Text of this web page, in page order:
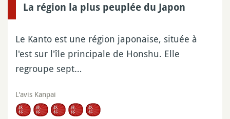
La région la plus peuplée du Japon
Le Kanto est une région japonaise, située à
l'est sur l'île principale de Honshu. Elle
regroupe sept…
L'avis Kanpai